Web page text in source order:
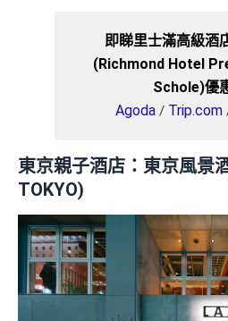
即睇里士滿高級酒
(Richmond Hotel
Schole)優
Agoda / Trip.com
東京親子酒店： 東京風景
TOKYO)